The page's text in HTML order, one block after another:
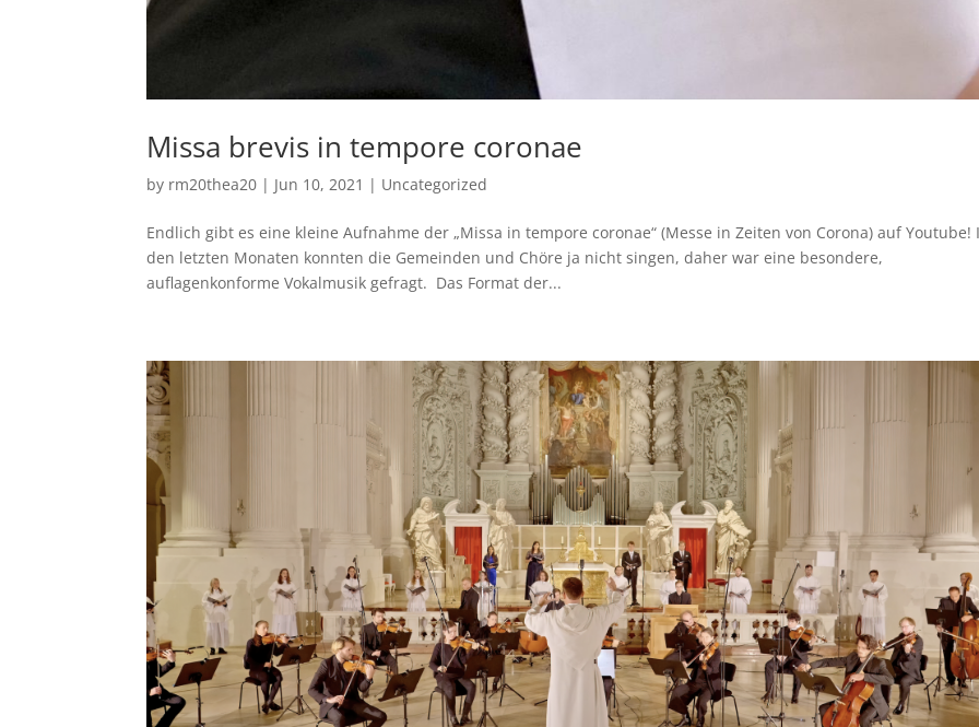
Missa brevis in tempore coronae
by rm20thea20 | Jun 10, 2021 | Uncategorized
Endlich gibt es eine kleine Aufnahme der „Missa in tempore coronae“ (Messe in Zeiten von Corona) auf Youtube!
den letzten Monaten konnten die Gemeinden und Chöre ja nicht singen, daher war eine besondere,
auflagenkonforme Vokalmusik gefragt. Das Format der...